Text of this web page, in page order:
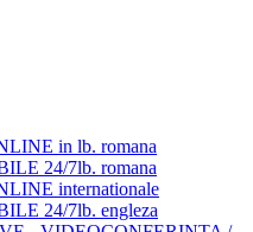
in lb. romana
24/7lb. romana
internationale
24/7lb. engleza